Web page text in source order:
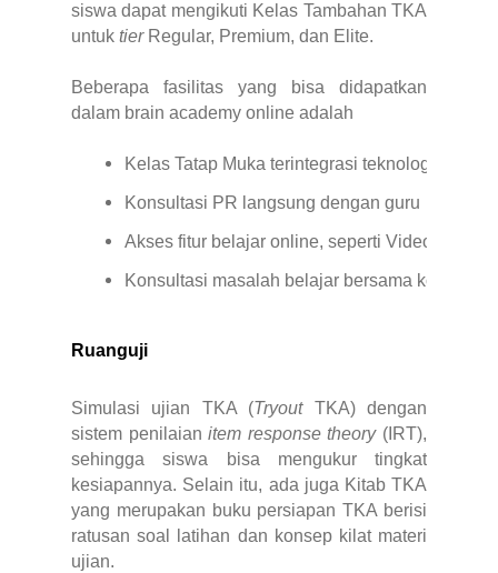
siswa dapat mengikuti Kelas Tambahan TKA
untuk tierRegular, Premium, dan Elite.
Beberapa fasilitas yang bisa didapatkan
dalam brain academy online adalah
Kelas Tatap Muka terintegrasi teknologi
Konsultasi PR langsung dengan guru
Akses fitur belajar online, seperti Video
Konsultasi masalah belajar bersama konselor
Ruanguji
Simulasi ujian TKA (TryoutTKA) dengan
sistem penilaianitem response theory(IRT),
sehingga siswa bisa mengukur tingkat
kesiapannya. Selain itu, ada juga Kitab TKA
yang merupakan buku persiapan TKA berisi
ratusan soal latihan dan konsep kilat materi
ujian.